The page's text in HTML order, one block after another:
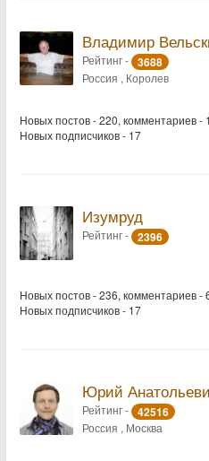
Владимир
Рейтинг - 3688
Россия , Королев
Новых постов - 220, комментариев -
Новых подписчиков - 17
Изумруд
Рейтинг - 2396
Новых постов - 236, комментариев -
Новых подписчиков - 17
Юрий
Рейтинг - 42516
Россия , Москва